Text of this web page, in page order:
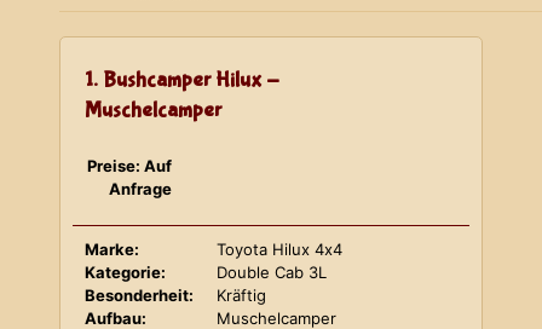
1. Bushcamper Hilux -
Muschelcamper
Preise: Auf
Anfrage
Marke:
Toyota Hilux 4x4
Kategorie:
Double Cab 3L
Besonderheit:
Kräftig
Aufbau:
Muschelcamper